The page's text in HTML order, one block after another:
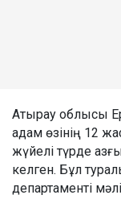
Атырау облысы
адам өзінің 12
жүйелі түрде
келген. Бұл
департаменті